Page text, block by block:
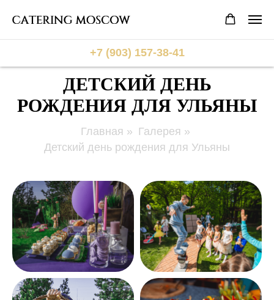
+7 (903) 157-38-41
ДЕТСКИЙ ДЕНЬ
РОЖДЕНИЯ ДЛЯ УЛЬЯНЫ
Главная » Галерея »
Детский день рождения для Ульяны